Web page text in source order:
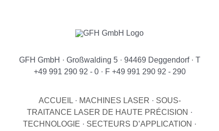
GFH GmbH · Großwalding 5 · 94469 Deggendorf · T
+49 991 290 92 - 0 · F +49 991 290 92 - 290
ACCUEIL · MACHINES LASER · SOUS-
TRAITANCE LASER DE HAUTE PRÉCISION ·
TECHNOLOGIE · SECTEURS D’APPLICATION ·